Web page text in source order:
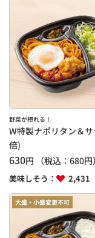
野菜が摂れる！
W特製ナポリタン＆
倍)
630円 （税込： 680円）
美味しそう： 2,431
大盛・小盛変更不可